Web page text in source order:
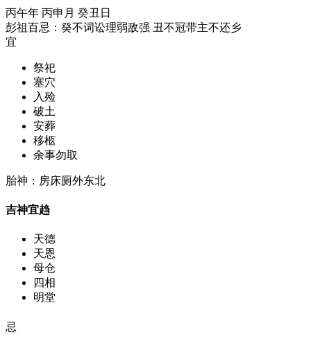
丙午年 丙申月 癸丑日
彭祖百忌：癸不词讼理弱敌强 丑不冠带主不还乡
宜
祭祀
塞穴
入殓
破土
安葬
移柩
余事勿取
胎神：房床厕外东北
吉神宜趋
天德
天恩
母仓
四相
明堂
忌